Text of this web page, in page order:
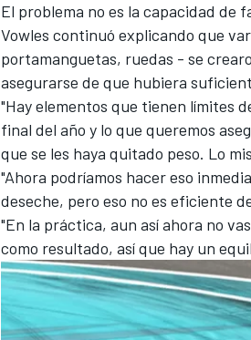
El problema no es la capacidad de
Vowles continuó explicando que
portamanguetas, ruedas - se
asegurarse de que hubiera
"Hay elementos que tienen límites
final del año y lo que queremos
que se les haya quitado peso. Lo
"Ahora podríamos hacer eso
deseche, pero eso no es eficiente
"En la práctica, aun así ahora no
como resultado, así que hay un